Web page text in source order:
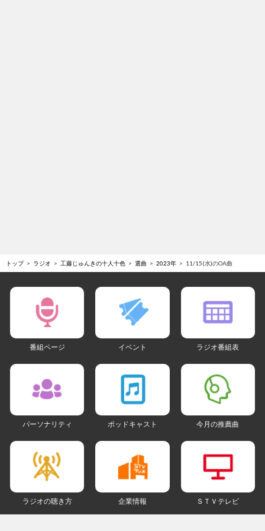
トップ ラジオ 工藤じゅんきの十人十色 選曲 2023年 11/15(水)のOA曲
番組ページ イベント ラジオ番組表
パーソナリティ ポッドキャスト 今月の推薦曲
ラジオの聴き方 企業情報 ＳＴＶテレビ